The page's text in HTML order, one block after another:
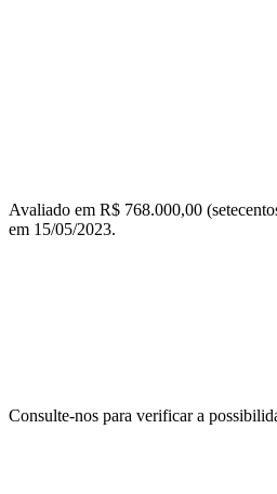
Avaliado em R$ 768.000,00
em 15/05/2023.
Consulte-nos para verificar a